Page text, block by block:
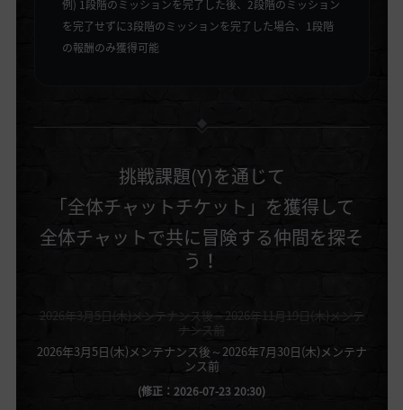
例) 1段階のミッションを完了した後、2段階のミッション
を完了せずに3段階のミッションを完了した場合、1段階
の報酬のみ獲得可能
挑戦課題(Y)を通じて
「全体チャットチケット」を獲得して
全体チャットで共に冒険する仲間を探そ
う！
2026年3月5日(木)メンテナンス後～2026年11月19日(木)メンテ
ナンス前
2026年3月5日(木)メンテナンス後～2026年7月30日(木)メンテナ
ンス前
(修正：2026-07-23 20:30)